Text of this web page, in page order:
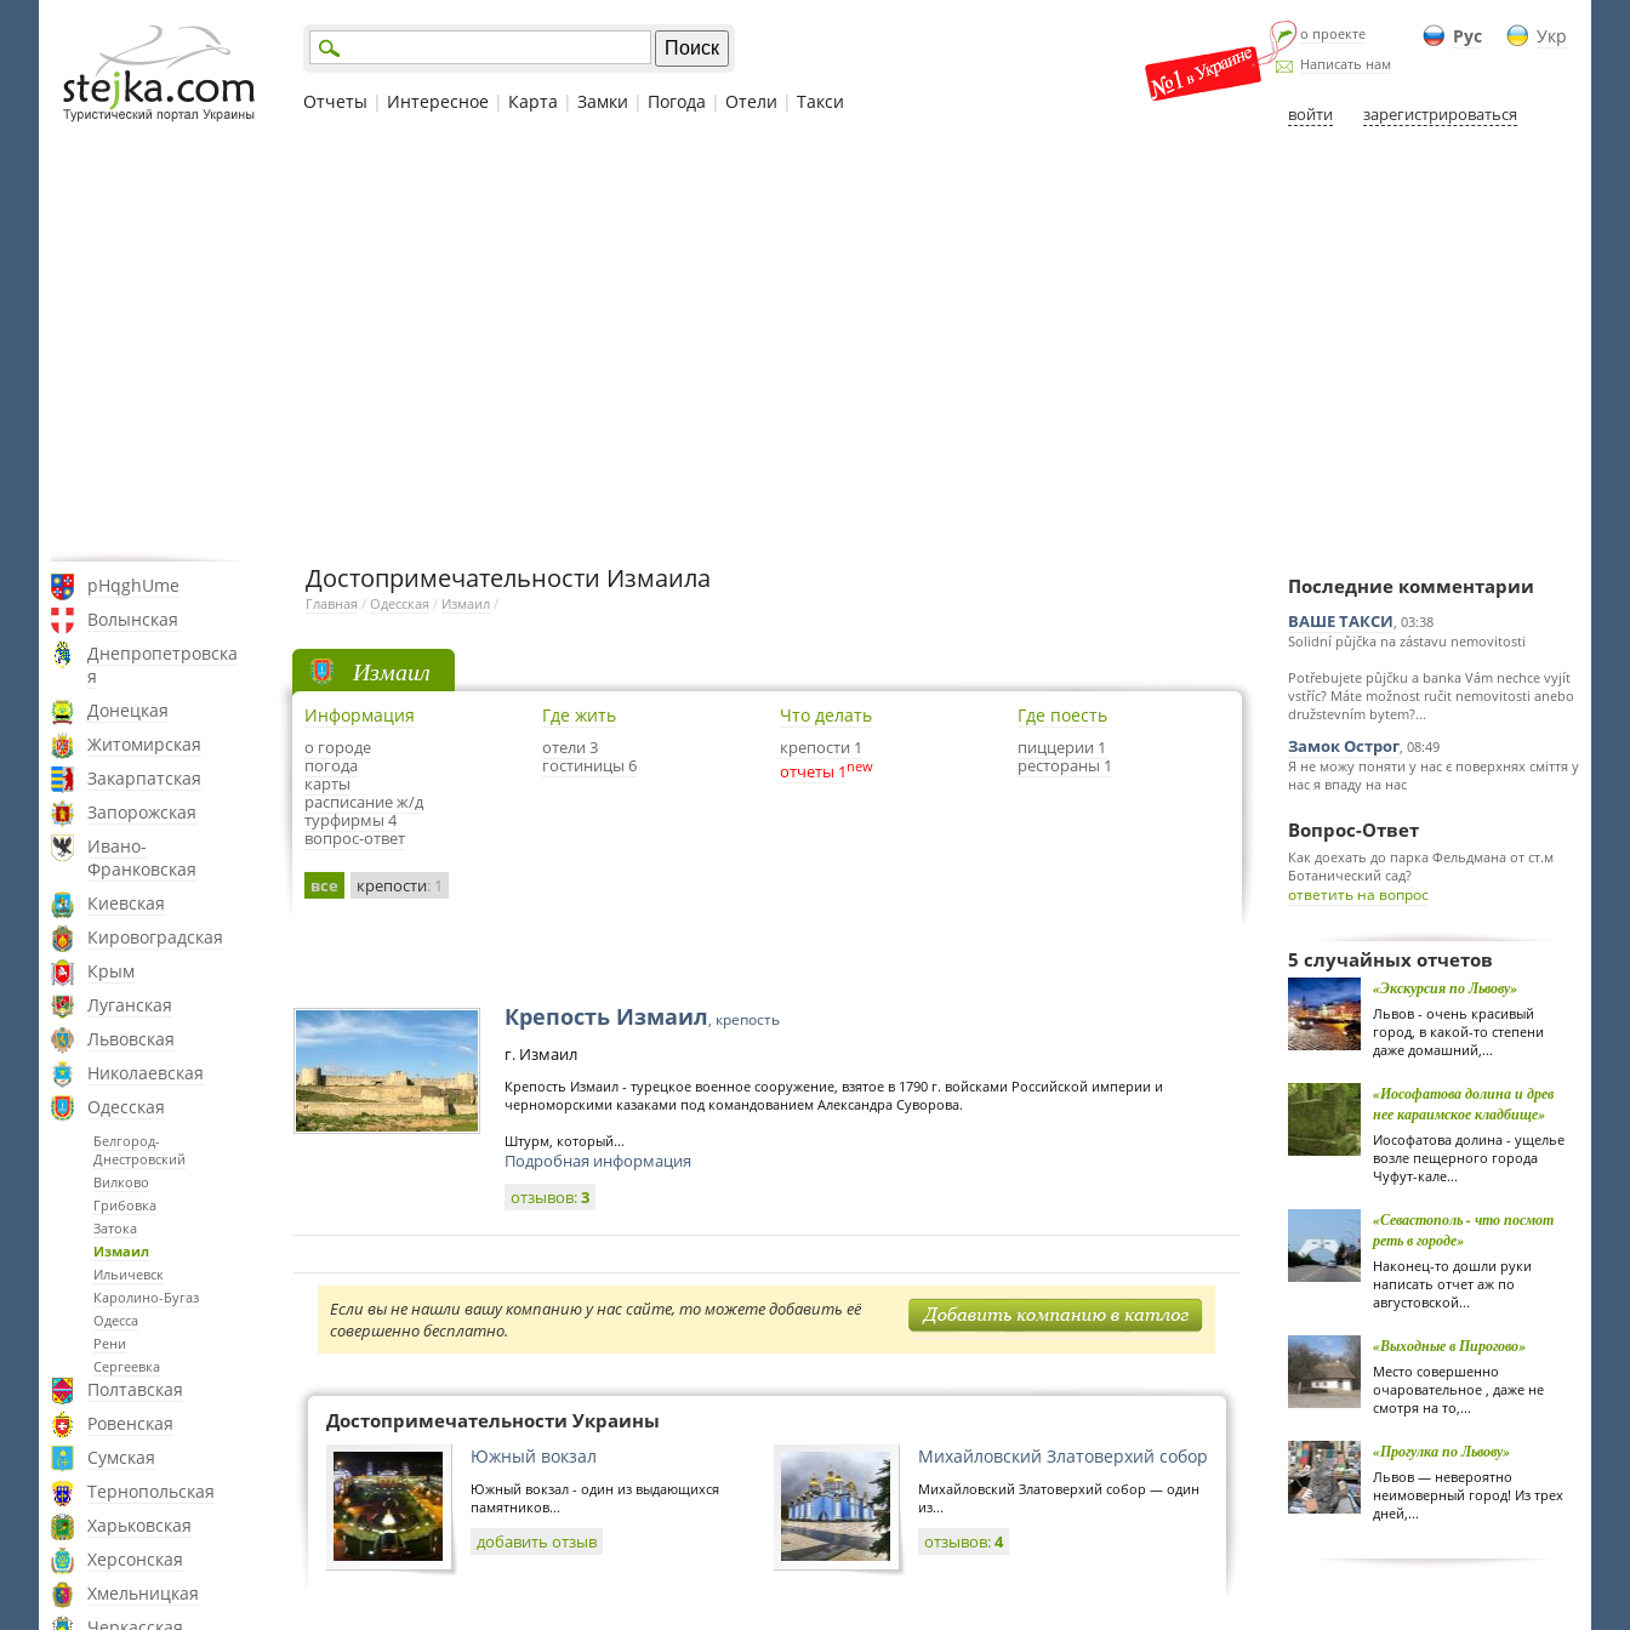
Рус Укр
о проекте
Написать нам
войти зарегистрироваться
Отчеты | Интересное | Карта | Замки | Погода | Отели | Такси
pHqghUme
Волынская
Днепропетровска
я
Донецкая
Житомирская
Закарпатская
Запорожская
Ивано-
Франковская
Киевская
Кировоградская
Крым
Луганская
Львовская
Николаевская
Одесская
Белгород-
Днестровский
Вилково
Грибовка
Затока
Измаил
Ильичевск
Каролино-Бугаз
Одесса
Рени
Сергеевка
Полтавская
Ровенская
Сумская
Тернопольская
Харьковская
Херсонская
Хмельницкая
Достопримечательности Измаила
Главная / Одесская / Измаил /
Измаил
Информация
о городе
погода
карты
расписание ж/д
турфирмы 4
вопрос-ответ
Где жить
отели 3
гостиницы 6
Что делать
крепости 1
отчеты 1 new
Где поесть
пиццерии 1
рестораны 1
все крепости: 1
Крепость Измаил, крепость
г. Измаил
Крепость Измаил - турецкое военное сооружение, взятое в 1790 г. войсками Российской империи и
черноморскими казаками под командованием Александра Суворова.
Штурм, который...
Подробная информация
отзывов:3
Если вы не нашли вашу компанию у нас сайте, то можете добавить её
совершенно бесплатно.
Достопримечательности Украины
Южный вокзал
Южный вокзал - один из выдающихся
памятников...
добавить отзыв
Михайловский Златоверхий собор
Михайловский Златоверхий собор — один
из...
отзывов:4
Последние комментарии
ВАШЕ ТАКСИ, 03:38
Solidní půjčka na zástavu nemovitosti
Potřebujete půjčku a banka Vám nechce vyjít
vstříc? Máte možnost ručit nemovitosti anebo
družstevním bytem?...
Замок Острог, 08:49
Я не можу поняти у нас є поверхнях сміття у
нас я впаду на нас
Вопрос-Ответ
Как доехать до парка Фельдмана от ст.м
Ботанический сад?
ответить на вопрос
5 случайных отчетов
«Экскурсия по Львову»
Львов - очень красивый
город, в какой-то степени
даже домашний,...
«Иософатова долина и древ
нее караимское кладбище»
Иософатова долина - ущелье
возле пещерного города
Чуфут-кале...
«Севастополь - что посмот
реть в городе»
Наконец-то дошли руки
написать отчет аж по
августовской...
«Выходные в Пирогово»
Место совершенно
очаровательное , даже не
смотря на то,...
«Прогулка по Львову»
Львов — невероятно
неимоверный город! Из трех
дней,...